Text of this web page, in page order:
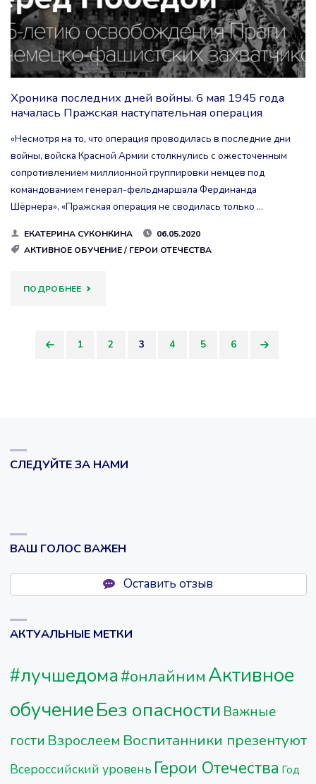
1-
ГО
УКРАИНСКОГО
ФРОНТА
БРЕСЛАУ"
Хроника последних дней войны. 6 мая 1945 года
началась Пражская наступательная операция
«Несмотря на то, что операция проводилась в последние дни
войны, войска Красной Армии столкнулись с ожесточенным
сопротивлением миллионной группировки немцев под
командованием генерал-фельдмаршала Фердинанда
Шёрнера», «Пражская операция не сводилась только …
ЕКАТЕРИНА СУКОНКИНА
06.05.2020
АКТИВНОЕ ОБУЧЕНИЕ/ ГЕРОИ ОТЕЧЕСТВА
ПОДРОБНЕЕ"ХРОНИКА
ДНЕЙ
ПРАЖСКАЯ
ОПЕРАЦИЯ"
1 2 3 4 5 6
СЛЕДУЙТЕ ЗА НАМИ
ВАШ ГОЛОС ВАЖЕН
Оставить отзыв
АКТУАЛЬНЫЕ МЕТКИ
#лучшедома#онлайнимАктивное
обучениеБез опасности Важные
гости Взрослеем Воспитанники презентуют
Всероссийский уровень Герои Отечества Год